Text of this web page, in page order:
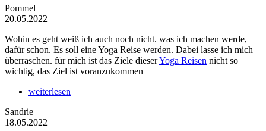
Pommel
20.05.2022
Wohin es geht weiß ich auch noch nicht. was ich machen werde,
dafür schon. Es soll eine Yoga Reise werden. Dabei lasse ich mich
überraschen. für mich ist das Ziele dieserYoga Reisen nicht so
wichtig, das Ziel ist voranzukommen
weiterlesen
Sandrie
18.05.2022